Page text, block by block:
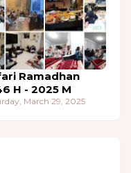
Ramadhan
H - 2025 M
March 29, 2025